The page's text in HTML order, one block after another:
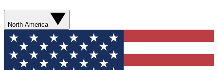
North America